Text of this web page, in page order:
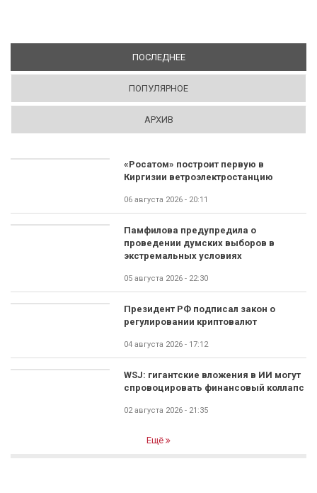
ПОСЛЕДНЕЕ(АКТИВНАЯ ВКЛАДКА)
ПОПУЛЯРНОЕ
АРХИВ
«Росатом» построит первую в
Киргизии ветроэлектростанцию
06 августа 2026 - 20:11
Памфилова предупредила о
проведении думских выборов в
экстремальных условиях
05 августа 2026 - 22:30
Президент РФ подписал закон о
регулировании криптовалют
04 августа 2026 - 17:12
WSJ: гигантские вложения в ИИ могут
спровоцировать финансовый коллапс
02 августа 2026 - 21:35
Ещё